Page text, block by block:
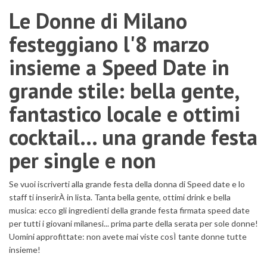
Le Donne di Milano
festeggiano l'8 marzo
insieme a Speed Date in
grande stile: bella gente,
fantastico locale e ottimi
cocktail... una grande festa
per single e non
Se vuoi iscriverti alla grande festa della donna di Speed date e lo
staff ti inserirÀ in lista. Tanta bella gente, ottimi drink e bella
musica: ecco gli ingredienti della grande festa firmata speed date
per tutti i giovani milanesi... prima parte della serata per sole donne!
Uomini approfittate: non avete mai viste cosÌ tante donne tutte
insieme!